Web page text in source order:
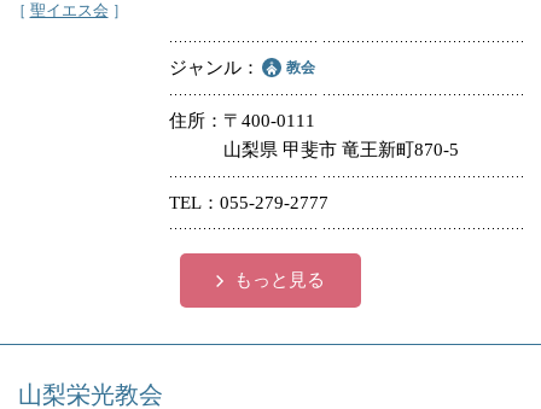
［ 聖イエス会 ］
ジャンル 教会
住所
〒400-0111
山梨県 甲斐市 竜王新町870-5
TEL 055-279-2777
もっと見る
山梨栄光教会